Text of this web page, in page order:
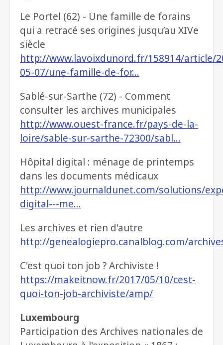
Le Portel (62) - Une famille de forains
qui a retracé ses origines jusqu’au XIVe
siècle
http://www.lavoixdunord.fr/158914/article/
05-07/une-famille-de-for…
Sablé-sur-Sarthe (72) - Comment
consulter les archives municipales
http://www.ouest-france.fr/pays-de-la-
loire/sable-sur-sarthe-72300/sabl…
Hôpital digital : ménage de printemps
dans les documents médicaux
http://www.journaldunet.com/solutions/
digital---me…
Les archives et rien d'autre
http://genealogiepro.canalblog.com/
C'est quoi ton job ? Archiviste !
https://makeitnow.fr/2017/05/10/cest-
quoi-ton-job-archiviste/amp/
Luxembourg
Participation des Archives nationales de